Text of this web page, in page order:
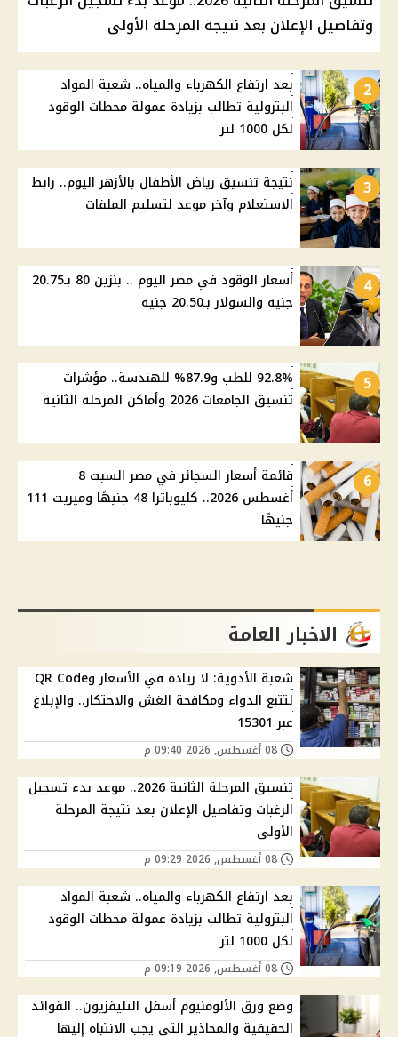
وتفاصيل الإعلان بعد نتيجة المرحلة الأولى
2
بعد ارتفاع الكهرباء والمياه.. شعبة المواد
البترولية تطالب بزيادة عمولة محطات الوقود
لكل 1000 لتر
3
نتيجة تنسيق رياض الأطفال بالأزهر اليوم.. رابط
الاستعلام وآخر موعد لتسليم الملفات
4
أسعار الوقود في مصر اليوم .. بنزين 80 بـ20.75
جنيه والسولار بـ20.50 جنيه
5
92.8% للطب و87.9% للهندسة.. مؤشرات
تنسيق الجامعات 2026 وأماكن المرحلة الثانية
6
قائمة أسعار السجائر في مصر السبت 8
أغسطس 2026.. كليوباترا 48 جنيهًا وميريت 111
جنيهًا
الاخبار العامة
شعبة الأدوية: لا زيادة في الأسعار وQR Code
لتتبع الدواء ومكافحة الغش والاحتكار.. والإبلاغ
عبر 15301
تنسيق المرحلة الثانية 2026.. موعد بدء تسجيل
الرغبات وتفاصيل الإعلان بعد نتيجة المرحلة
الأولى
بعد ارتفاع الكهرباء والمياه.. شعبة المواد
البترولية تطالب بزيادة عمولة محطات الوقود
لكل 1000 لتر
وضع ورق الألومنيوم أسفل التليفزيون.. الفوائد
الحقيقية والمحاذير التي يجب الانتباه إليها